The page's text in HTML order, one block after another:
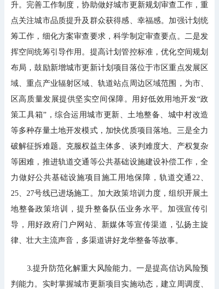
升。完善工作制度，协助做好城市更新规划审查工作，重
点关注城市品质提升及群众获得感、幸福感。加强计划统
筹工作，细化方案审查要求，科学制定审查要点。二是发
挥空间统筹引导作用。提高计划管控标准，优化空间规划
布局，鼓励新增城市更新计划项目落位于市区重点发展区
域、重点产业辐射区域、轨道站点周边区域范围，为市、
区高质量发展提供坚实空间保障。用好低效用地开发“政
策工具箱”，综合运用城市更新、土地整备、城中村改造
等多种存量土地开发模式，加快优质项目落地。三是全力
破解征拆难题。克服权益主体多、谈判难度大、产权复杂
等困难，推进轨道交通等公共基础设施建设补偿工作，全
力做好公共基础设施项目施工用地保障，轨道交通22、
25、27号线已进场施工。加大政策培训力度，组织开展土
地整备政策培训，提升整备队伍业务水平。加强宣传引
导，用好政府门户网站、新媒体等宣传渠道，弘扬主旋
律、壮大主流声音，多渠道讲好龙华整备等故事。
3.提升防范化解重大风险能力。一是提高信访风险预
判能力。实时掌握城市更新项目实施动态，建立周调度、